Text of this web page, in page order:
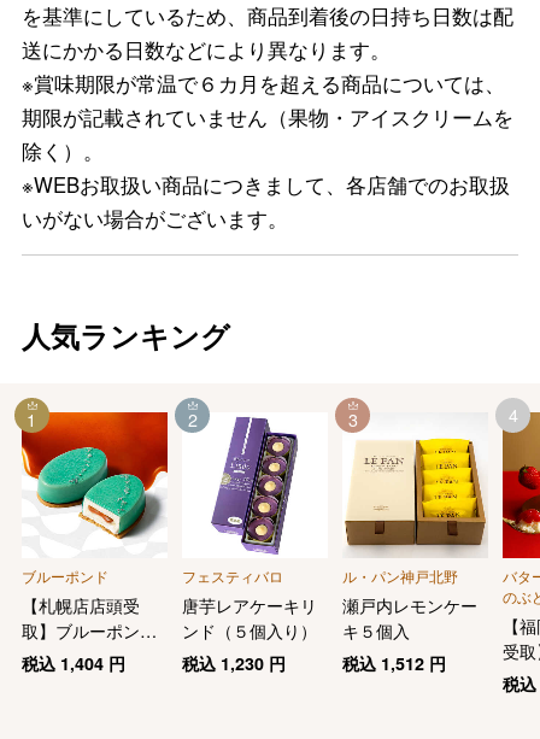
を基準にしているため、商品到着後の日持ち日数は配
送にかかる日数などにより異なります。
※賞味期限が常温で６カ月を超える商品については、
期限が記載されていません（果物・アイスクリームを
除く）。
※WEBお取扱い商品につきまして、各店舗でのお取扱
いがない場合がございます。
人気ランキング
ブルーポンド
【札幌店店頭受
取】ブルーポン
ド・キャラメルフ
ロマージュ
税込 1,404円
1
フェスティバロ
唐芋レアケーキリ
ンド（５個入り）
税込 1,230 円
2
ル・パン神戸北野
瀬戸内レモンケー
キ５個入
税込 1,512 円
3
バタ
のぶ
【
受
取
バ
税
4